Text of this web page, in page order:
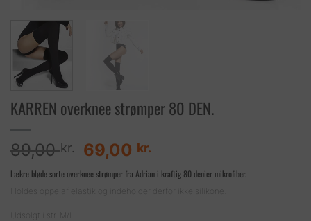
KARREN overknee strømper 80 DEN.
89,00kr.
Den
oprindelige
pris
var:
69,00 kr.
aktuelle
pris
er:
Lækre bløde sorte overknee strømper fra Adrian i kraftig 80 denier mikrofiber.
Holdes oppe af elastik og indeholder derfor ikke silikone.
Udsolgt i str. M/L.